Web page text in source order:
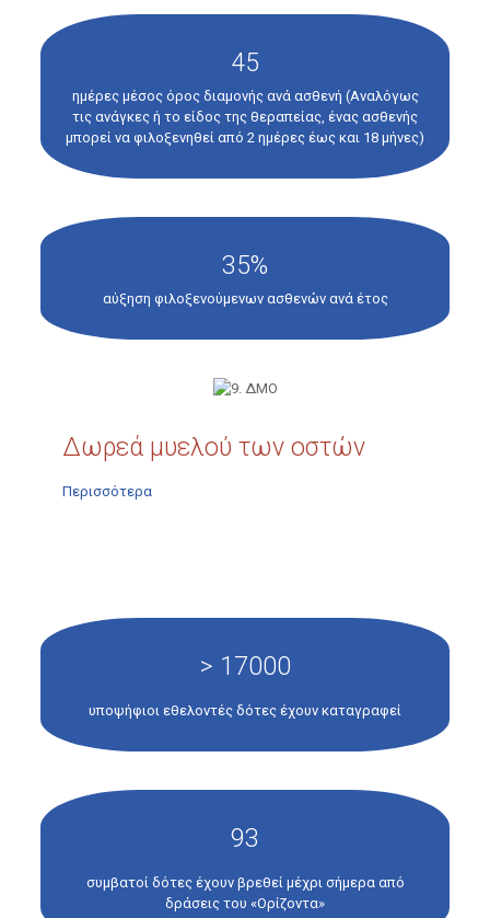
45
ημέρες μέσος όρος διαμονής ανά ασθενή (Αναλόγως
τις ανάγκες ή το είδος της θεραπείας, ένας ασθενής
μπορεί να φιλοξενηθεί από 2 ημέρες έως και 18 μήνες)
35%
αύξηση φιλοξενούμενων ασθενών ανά έτος
Δωρεά μυελού των οστών
Περισσότερα
> 17000
υποψήφιοι εθελοντές δότες έχουν καταγραφεί
93
συμβατοί δότες έχουν βρεθεί μέχρι σήμερα από
δράσεις του «Ορίζοντα»